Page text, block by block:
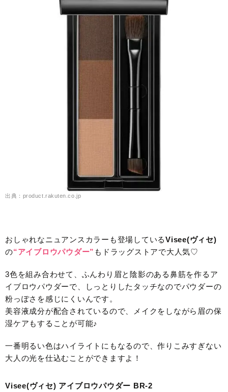
出典：product.rakuten.co.jp
おしゃれなニュアンスカラーも登場しているVisee(ヴィセ)
の“アイブロウパウダー” もドラッグストアで大人気♡
3色を組み合わせて、ふんわり眉と陰影のある鼻筋を作るア
イブロウパウダーで、しっとりしたタッチなのでパウダーの
粉っぽさを感じにくいんです。
美容液成分が配合されているので、メイクをしながら眉の保
湿ケアもすることが可能♪
一番明るい色はハイライトにもなるので、作りこみすぎない
大人の光を仕込むことができますよ！
Visee(ヴィセ) アイブロウパウダー BR-2